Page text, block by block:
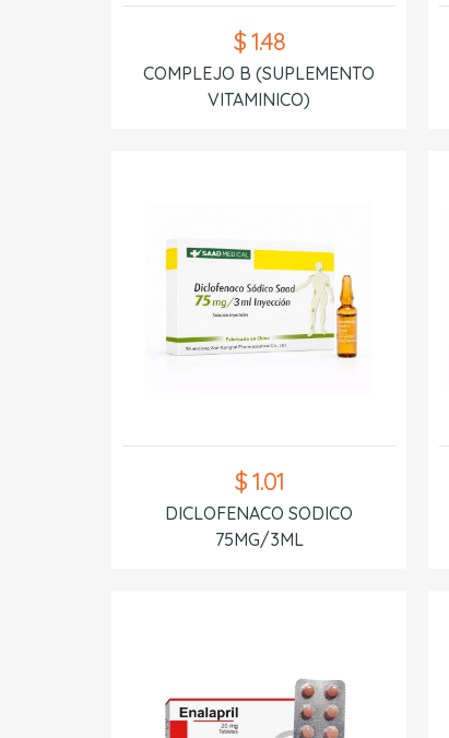
$ 1.48
COMPLEJO B (SUPLEMENTO
VITAMINICO)
$ 1.01
DICLOFENACO SODICO
75MG/3ML